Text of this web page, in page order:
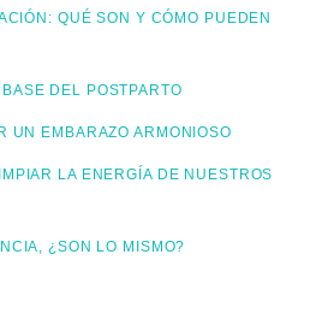
QUÉ SON Y CÓMO PUEDEN
DEL POSTPARTO
UN EMBARAZO ARMONIOSO
LA ENERGÍA DE NUESTROS
¿SON LO MISMO?